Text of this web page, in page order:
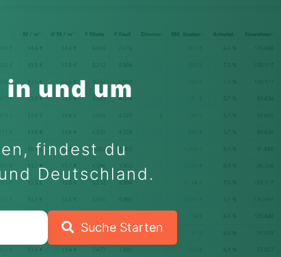
und um
findest du
Deutschland.
Suche Starten